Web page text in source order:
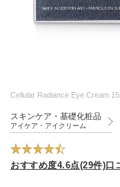
Cellular Radiance Eye Cream
スキンケア・基礎化粧品
アイケア・アイクリーム
おすすめ度4.6点(29件)口